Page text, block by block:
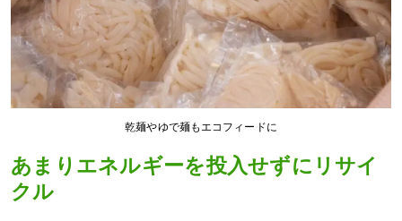
乾麺やゆで麺もエコフィードに
あまりエネルギーを投入せずにリサイ
クル